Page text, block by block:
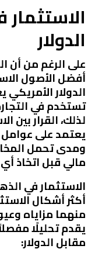
الدولار
على الرغم من أن
أفضل الأصول
الدولار
تستخدم في
لذلك، القرار بين
يعتمد على
ومدى تحمل
مالي قبل اتخاذ
الاستثمار في
أكثر أشكال
منهما مزاياه
يقدم تحليلًا
مقابل الدولار: